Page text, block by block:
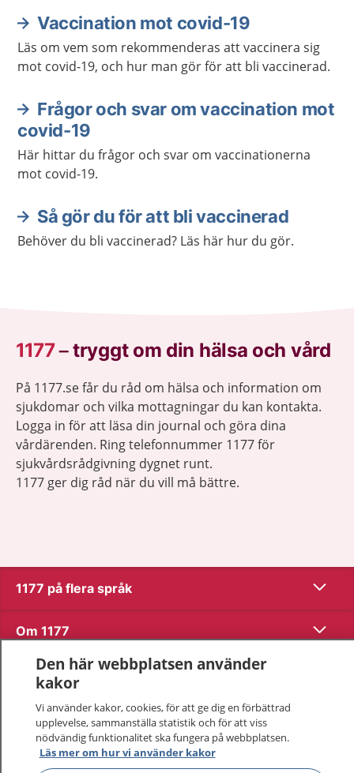
Vaccination mot covid-19
Läs om vem som rekommenderas att vaccinera sig
mot covid-19, och hur man gör för att bli vaccinerad.
Frågor och svar om vaccination mot
covid-19
Här hittar du frågor och svar om vaccinationerna
mot covid-19.
Så gör du för att bli vaccinerad
Behöver du bli vaccinerad? Läs här hur du gör.
1177–tryggt om din hälsa och vård
På 1177.se får du råd om hälsa och information om
sjukdomar och vilka mottagningar du kan kontakta.
Logga in för att läsa din journal och göra dina
vårdärenden. Ring telefonnummer 1177 för
sjukvårdsrådgivning dygnet runt.
1177 ger dig råd när du vill må bättre.
1177 på flera språk Visa
Om 1177 Visa
Kontakt
Behandling av personuppgifter
Den här webbplatsen använder
kakor
Vi använder kakor, cookies, för att ge dig en förbättrad
upplevelse, sammanställa statistik och för att viss
nödvändig funktionalitet ska fungera på webbplatsen.
Läs mer om hur vi använder kakor